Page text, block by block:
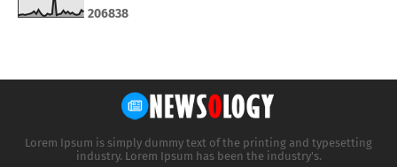
206838
Lorem Ipsum is simply dummy text of the printing and typesetting
industry. Lorem Ipsum has been the industry's.